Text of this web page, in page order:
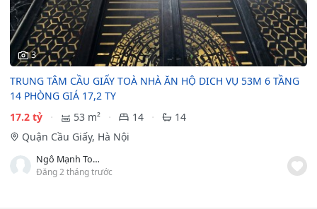
3
TRUNG TÂM CẦU GIẤY TOÀ NHÀ ĂN HỘ DICH VỤ 53M 6 TẦNG
14 PHÒNG GIÁ 17,2 TY
17.2 tỷ
53 m² 14
14
Quận Cầu Giấy, Hà Nội
Ngô Mạnh Toàn
Đăng 2 tháng trước